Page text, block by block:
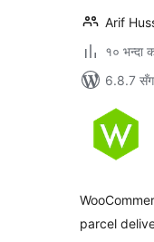
Arif
१० भन्दा
6.8.7 सँग
parcel